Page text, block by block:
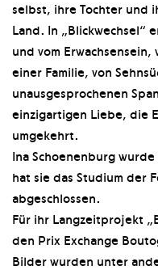
selbst, ihre Tochter und
Land. In „Blickwechsel“
und vom
einer Familie, von
unausgesprochenen
einzigartigen Liebe, die
umgekehrt.
Ina Schoenenburg
hat sie das Studium der
abgeschlossen.
Für ihr Langzeitprojekt
den Prix Exchange
Bilder wurden unter